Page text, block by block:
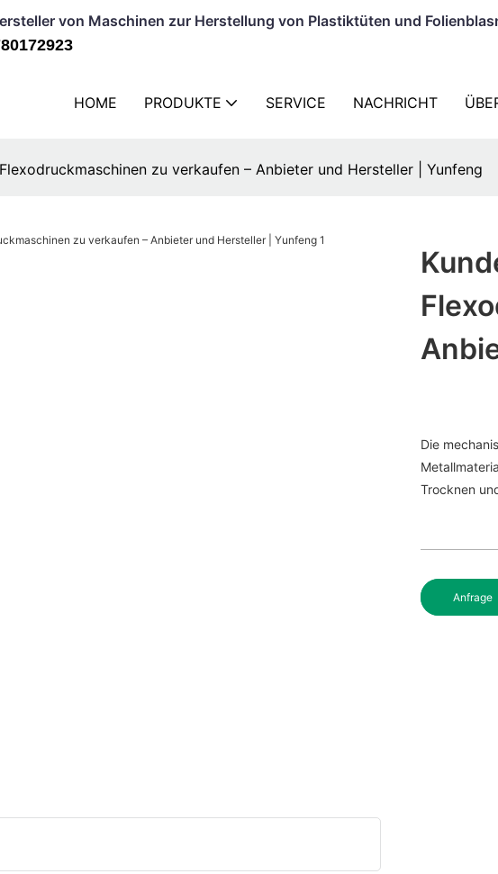
von Maschinen zur Herstellung von Plastiktüten und
HOME PRODUKTE SERVICE NACHRICHT
zu verkaufen – Anbieter und Hersteller | Yunfeng
Die
Trocknen
Anfrage